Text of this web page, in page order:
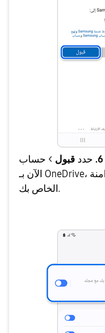
حدد قبول > حساب Samsung الخاص بك مرتبط
الآن بـ OneDrive، وتتم مزامنة OneDrive مع المعرض
الخاص بك.